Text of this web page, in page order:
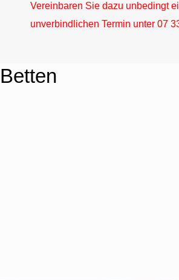
Vereinbaren Sie dazu unbedingt
unverbindlichen Termin unter 07
Betten